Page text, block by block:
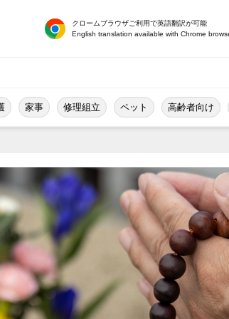
クロームブラウザご利用で英語翻訳が可能
English translation available with Chrome
家事 修理組立 ペット 高齢者向け